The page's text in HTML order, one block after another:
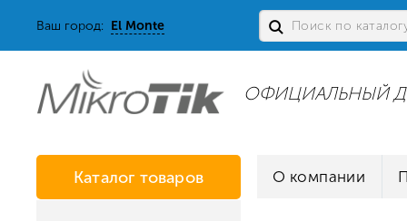
Ваш город: El Monte
ОФИЦИАЛЬНЫЙ
Каталог товаров О компании